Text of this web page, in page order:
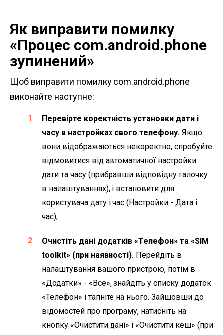
Як виправити помилку
«Процес com.android.phone
зупинений»
Щоб виправити помилку com.android.phone
виконайте наступне:
Перевірте коректність установки дати і
часу в настройках свого телефону. Якщо
вони відображаються некоректно, спробуйте
відмовитися від автоматичної настройки
дати та часу (прибравши відповідну галочку
в налаштуваннях), і встановити для
користувача дату і час (Настройки - Дата і
час);
Очистіть дані додатків «Телефон» та «SIM
toolkit» (при наявності). Перейдіть в
налаштування вашого пристрою, потім в
«Додатки» - «Все», знайдіть у списку додаток
«Телефон» і тапніте на нього. Зайшовши до
відомостей про програму, натисніть на
кнопку «Очистити дані» і «Очистити кеш» (при